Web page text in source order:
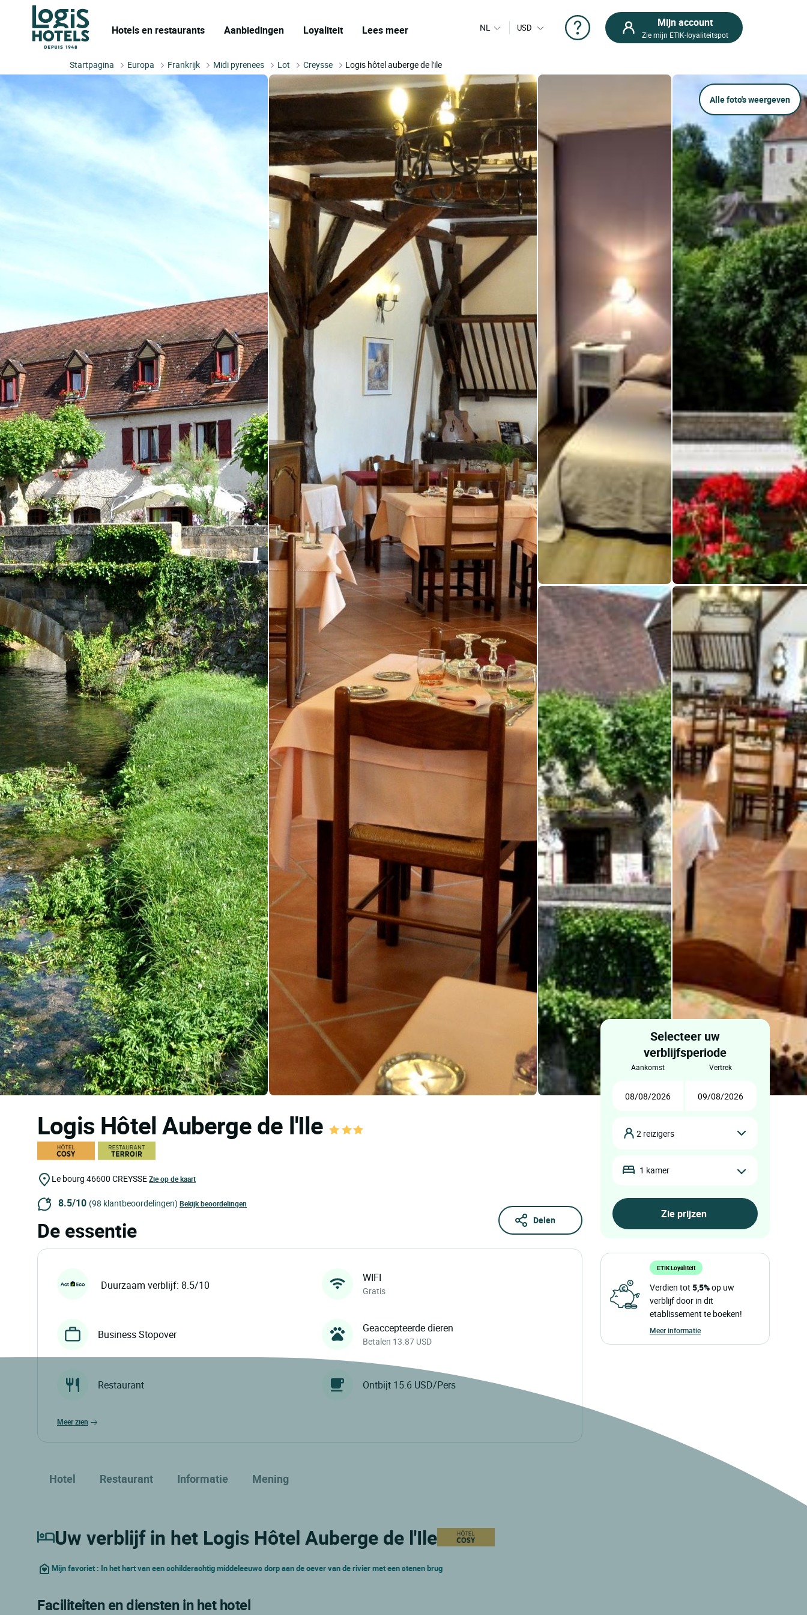
Hotels en restaurants Aanbiedingen Loyaliteit Lees meer NL USD Mijn account
Zie mijn ETIK-loyaliteitspot
Startpagina Europa Frankrijk Midi pyrenees Lot Creysse Logis hôtel auberge de l'ile
Alle foto's weergeven
Logis Hôtel Auberge de l'Ile
Le bourg 46600 CREYSSEZie op de kaart
8.5/10 (98 klantbeoordelingen) Bekijk beoordelingen
Delen
De essentie
Duurzaam verblijf: 8.5/10
WIFI
Gratis
Business Stopover Geaccepteerde dieren
Betalen 13.87 USD
Restaurant Ontbijt 15.6 USD/Pers
meer zien
Hotel Restaurant Informatie Mening
Uw verblijf in het Logis Hôtel Auberge de l'Ile
Mijn favoriet : In het hart van een schilderachtig middeleeuws dorp aan de oever van de rivier met een stenen brug
Faciliteiten en diensten in het hotel
Selecteer uw
verblijfsperiode
aankomst vertrek
2 reizigers
1 kamer
ETIK Loyaliteit
Verdien tot 5,5%op uw
verblijf door in dit
etablissement te boeken!
Meer informatie